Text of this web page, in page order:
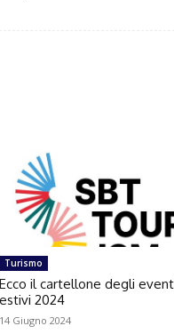
Turismo
Ecco il cartellone degli
estivi 2024
14 Giugno 2024